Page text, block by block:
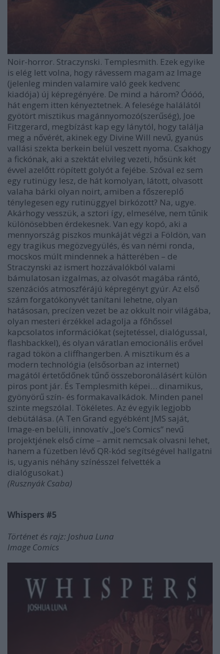
Noir-horror. Straczynski. Templesmith. Ezek egyike
is elég lett volna, hogy rávessem magam az Image
(jelenleg minden valamire való geek kedvenc
kiadója) új képregényére. De mind a három? Óóóó,
hát engem itten kényeztetnek. A felesége halálától
gyötört misztikus magánnyomozó(szerűség), Joe
Fitzgerard, megbízást kap egy lánytól, hogy találja
meg a nővérét, akinek egy Divine Will nevű, gyanús
vallási szekta berkein belül veszett nyoma. Csakhogy
a fickónak, aki a szektát elvileg vezeti, hősünk két
évvel azelőtt röpített golyót a fejébe. Szóval ez sem
egy rutinügy lesz, de hát komolyan, látott, olvasott
valaha bárki olyan noirt, amiben a főszereplő
ténylegesen egy rutinüggyel birkózott? Na, ugye.
Akárhogy vesszük, a sztori így, elmesélve, nem tűnik
különösebben érdekesnek. Van egy kopó, aki a
mennyország piszkos munkáját végzi a Földön, van
egy tragikus megözvegyülés, és van némi ronda,
mocskos múlt mindennek a hátterében – de
Straczynski az ismert hozzávalókból valami
bámulatosan izgalmas, az olvasót magába rántó,
szenzációs atmoszférájú képregényt gyúr. Az első
szám forgatókönyvét tanítani lehetne, olyan
hatásosan, precízen vezet be az okkult noir világába,
olyan mesteri érzékkel adagolja a főhőssel
kapcsolatos információkat (sejtetéssel, dialógussal,
flashbackkel), és olyan váratlan emocionális erővel
ragad tökön a cliffhangerben. A misztikum és a
modern technológia (elsősorban az internet)
magától értetődőnek tűnő összeboronálásért külön
piros pont jár. És Templesmith képei… dinamikus,
gyönyörű szín- és formakavalkádok. Minden panel
szinte megszólal. Tökéletes. Az év egyik legjobb
debütálása. (A Ten Grand egyébként JMS saját,
Image-en belüli, innovatív „Joe’s Comics” nevű
projektjének első címe – amit nemcsak olvasni lehet,
hanem a füzetben lévő QR-kód segítségével hallgatni
is, ugyanis néhány színésszel felvették a
dialógusokat.)
(Rusznyák Csaba)
Whispers #5
Történet és rajz: Joshua Luna
Image Comics